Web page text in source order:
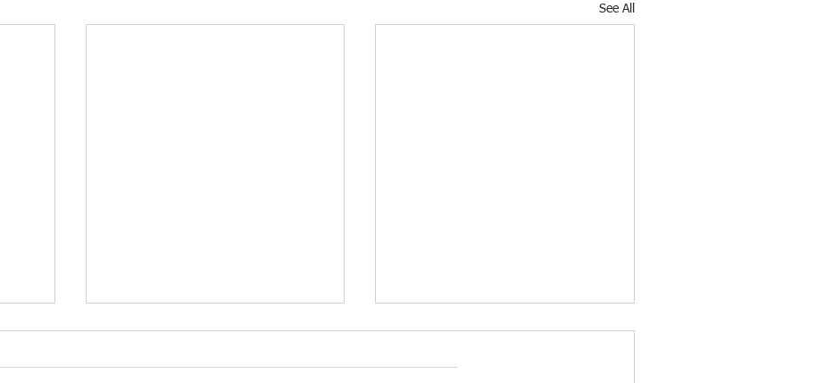
See All